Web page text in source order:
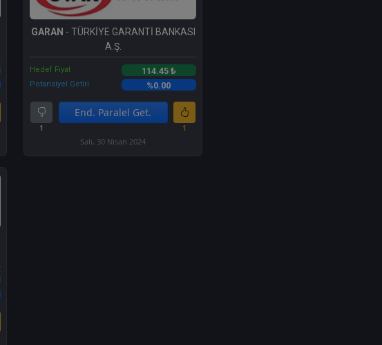
GARAN - TÜRKİYE GARANTİ BANKASI
A.Ş.
Hedef Fiyat 114.45 ₺
Potansiyel Getiri %0.00
1
End. Paralel Get.
1
Salı, 30 Nisan 2024